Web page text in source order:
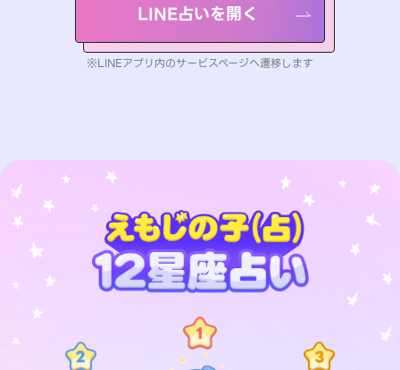
LINE占いを開く
※LINEアプリ内のサービスページへ遷移します